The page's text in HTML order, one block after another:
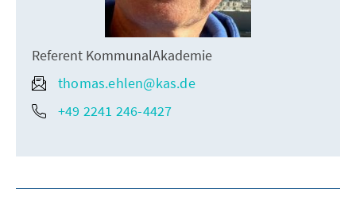
Referent KommunalAkademie
thomas.ehlen@kas.de
+49 2241 246-4427